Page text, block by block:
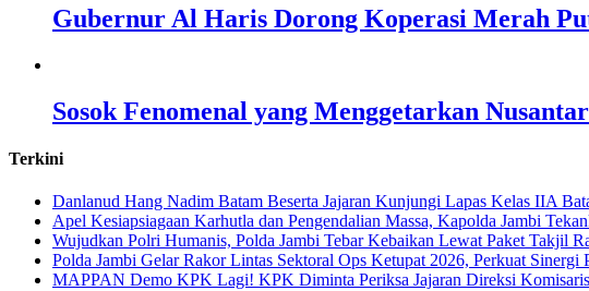
Gubernur Al Haris Dorong Koperasi Merah
Sosok Fenomenal yang Menggetarkan
Terkini
Danlanud Hang Nadim Batam Beserta Jajaran Kunjungi Lapas Kelas IIA
Apel Kesiapsiagaan Karhutla dan Pengendalian Massa, Kapolda Jambi
Wujudkan Polri Humanis, Polda Jambi Tebar Kebaikan Lewat Paket Takjil
Polda Jambi Gelar Rakor Lintas Sektoral Ops Ketupat 2026, Perkuat Sinergi
‎MAPPAN Demo KPK Lagi! KPK Diminta Periksa Jajaran Direksi